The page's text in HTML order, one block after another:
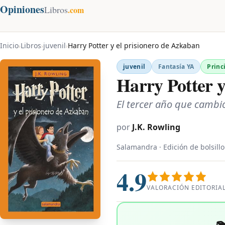
OpinionesLibros.com
Inicio›Libros›juvenil›Harry Potter y el prisionero de Azkaban
juvenil Fantasía YA
Harry Potter
El tercer año que
por J.K. Rowling
Salamandra · Edición de bolsillo
4.9VALORACIÓN